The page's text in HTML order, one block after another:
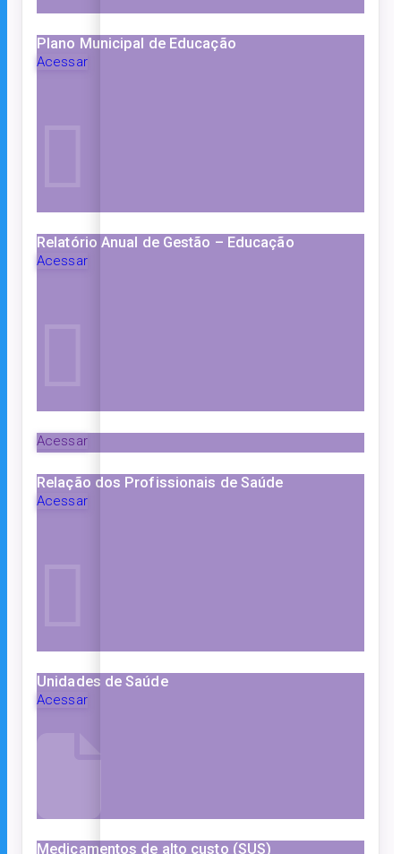
Plano Municipal de Educação
Acessar
Relatório Anual de Gestão – Educação
Acessar
Acessar
Relação dos Profissionais de Saúde
Acessar
Unidades de Saúde
Acessar
Medicamentos de alto custo (SUS)